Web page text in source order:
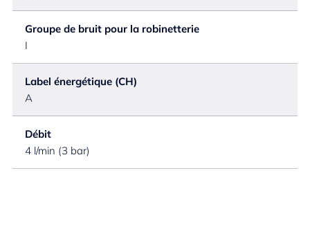
Groupe de bruit pour la robinetterie
I
Label énergétique (CH)
A
Débit
4 l/min (3 bar)